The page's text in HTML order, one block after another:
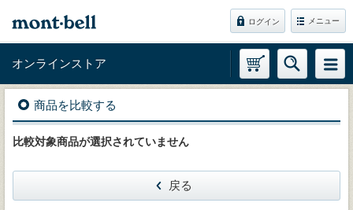
ログイン メニュー
オンラインストア
商品を比較する
比較対象商品が選択されていません
戻る